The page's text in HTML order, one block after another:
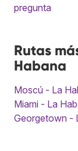
pregunta
Rutas
Habana
Moscú - La
Miami - La
Georgetown -